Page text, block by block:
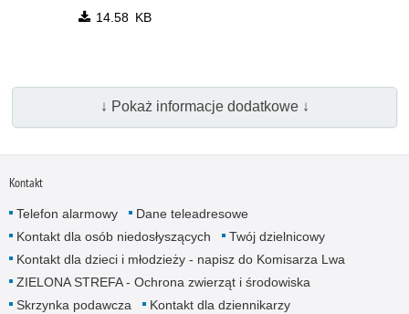
14.58 KB
↓ Pokaż informacje dodatkowe ↓
Kontakt
Telefon alarmowy
Dane teleadresowe
Kontakt dla osób niedosłyszących
Twój dzielnicowy
Kontakt dla dzieci i młodzieży - napisz do Komisarza Lwa
ZIELONA STREFA - Ochrona zwierząt i środowiska
Skrzynka podawcza
Kontakt dla dziennikarzy